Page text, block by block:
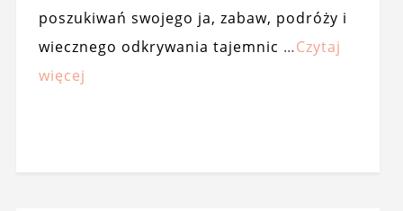
poszukiwań swojego ja, zabaw, podróży i
wiecznego odkrywania tajemnic …Czytaj
więcej